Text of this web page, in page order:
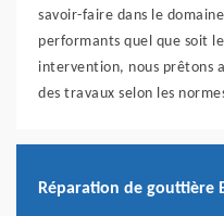
savoir-faire dans le
performants quel que soit
intervention, nous prêtons
des travaux selon les
Réparation de gouttière